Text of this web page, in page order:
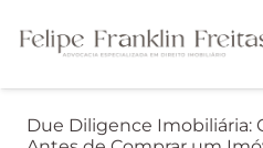
Due Diligence Imobiliária: